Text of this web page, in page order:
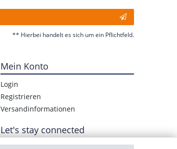
** Hierbei handelt es sich um ein Pflichtfeld.
Mein Konto
Login
Registrieren
Versandinformationen
Let's stay connected